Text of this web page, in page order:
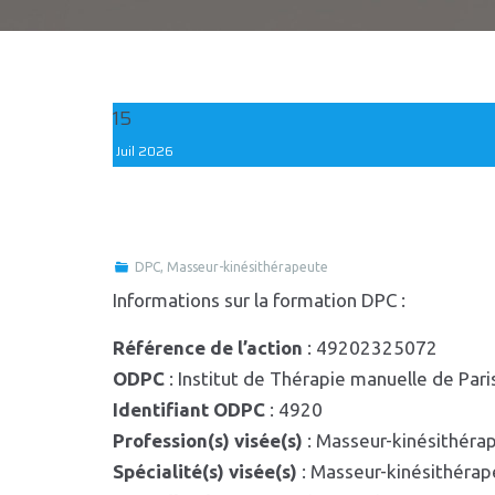
15
Juil 2026
DPC, Masseur-kinésithérapeute
Informations sur la formation DPC :
Référence de l’action : 49202325072
ODPC : Institut de Thérapie manuelle de
Identifiant ODPC : 4920
Profession(s) visée(s) : Masseur-
Spécialité(s) visée(s) : Masseur-